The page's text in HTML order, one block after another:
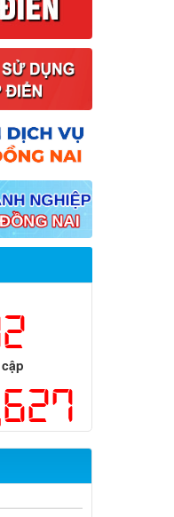
và cá
vụ khoa